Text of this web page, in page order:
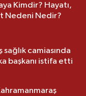
Kimdir? Hayatı,
Nedeni Nedir?
sağlık camiasında
başkanı istifa etti